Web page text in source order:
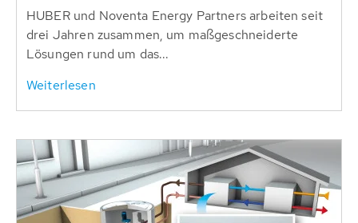
HUBER und Noventa Energy Partners arbeiten seit
drei Jahren zusammen, um maßgeschneiderte
Lösungen rund um das...
Weiterlesen